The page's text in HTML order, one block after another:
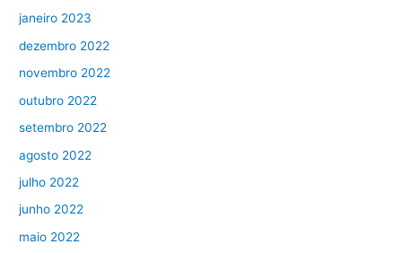
janeiro 2023
dezembro 2022
novembro 2022
outubro 2022
setembro 2022
agosto 2022
julho 2022
junho 2022
maio 2022